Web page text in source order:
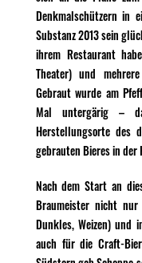
Denkmalschützern in
Substanz 2013 sein
ihrem Restaurant
Theater) und
Gebraut wurde am
Mal untergärig –
Herstellungsorte des
gebrauten Bieres in
Nach dem Start an
Braumeister nicht
Dunkles, Weizen) und
auch für die Craft-